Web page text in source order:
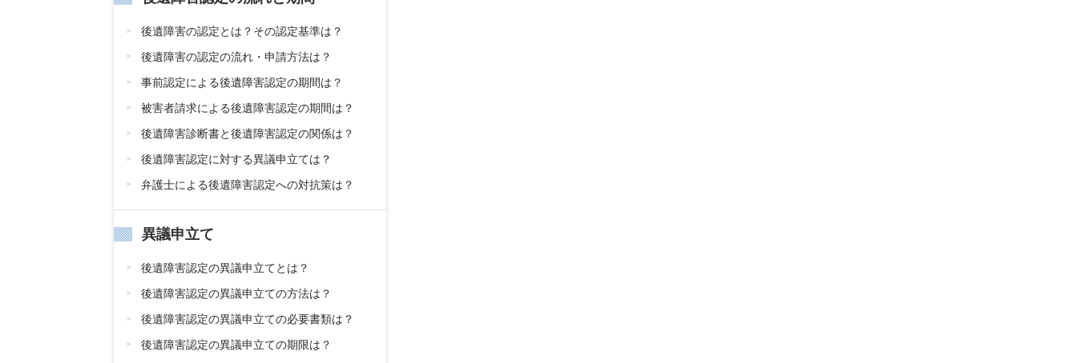
後遺障害の認定とは？その認定基準は？
後遺障害の認定の流れ・申請方法は？
事前認定による後遺障害認定の期間は？
被害者請求による後遺障害認定の期間は？
後遺障害診断書と後遺障害認定の関係は？
後遺障害認定に対する異議申立ては？
弁護士による後遺障害認定への対抗策は？
異議申立て
後遺障害認定の異議申立てとは？
後遺障害認定の異議申立ての方法は？
後遺障害認定の異議申立ての必要書類は？
後遺障害認定の異議申立ての期限は？